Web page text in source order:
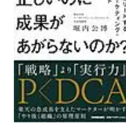
8月7日 10:00